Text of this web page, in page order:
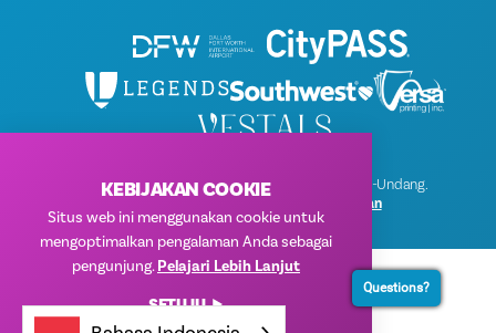
© 2026 Visit Dallas. Semua Hak Dilindungi Undang-Undang.
Ketentuan Penggunaan
KEBIJAKAN COOKIE
Situs web ini menggunakan cookie untuk
mengoptimalkan pengalaman Anda sebagai
pengunjung.Pelajari Lebih Lanjut
SETUJU
Questions?